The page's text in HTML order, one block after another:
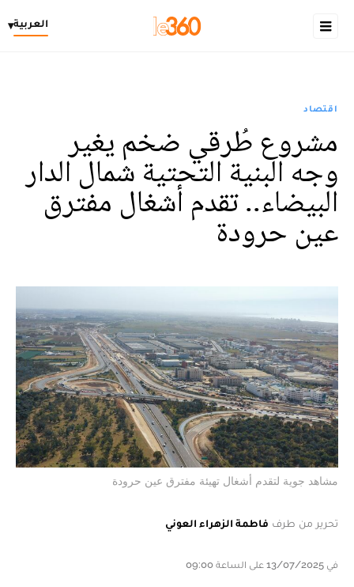
العربية▾
اقتصاد
مشروع طُرقي ضخم يغير
وجه البنية التحتية شمال الدار
البيضاء.. تقدم أشغال مفترق
عين حرودة
مشاهد جوية لتقدم أشغال تهيئة مفترق عين حرودة
تحرير من طرف فاطمة الزهراء العوني
في 13/07/2025 على الساعة 09:00